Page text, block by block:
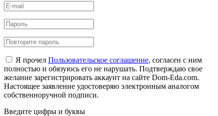
Я прочел Пользовательское соглашение, согласен с ним
полностью и обязуюсь его не нарушать. Подтверждаю свое
желание зарегистрировать аккаунт на сайте Dom-Eda.com.
Настоящее заявление удостоверяю электронным аналогом
собственноручной подписи.
Введите цифры и буквы